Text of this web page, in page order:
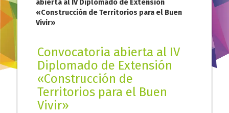
abierta al IV Diplomado de Extensión
«Construcción de Territorios para el Buen
Vivir»
Convocatoria abierta al IV
Diplomado de Extensión
«Construcción de
Territorios para el Buen
Vivir»